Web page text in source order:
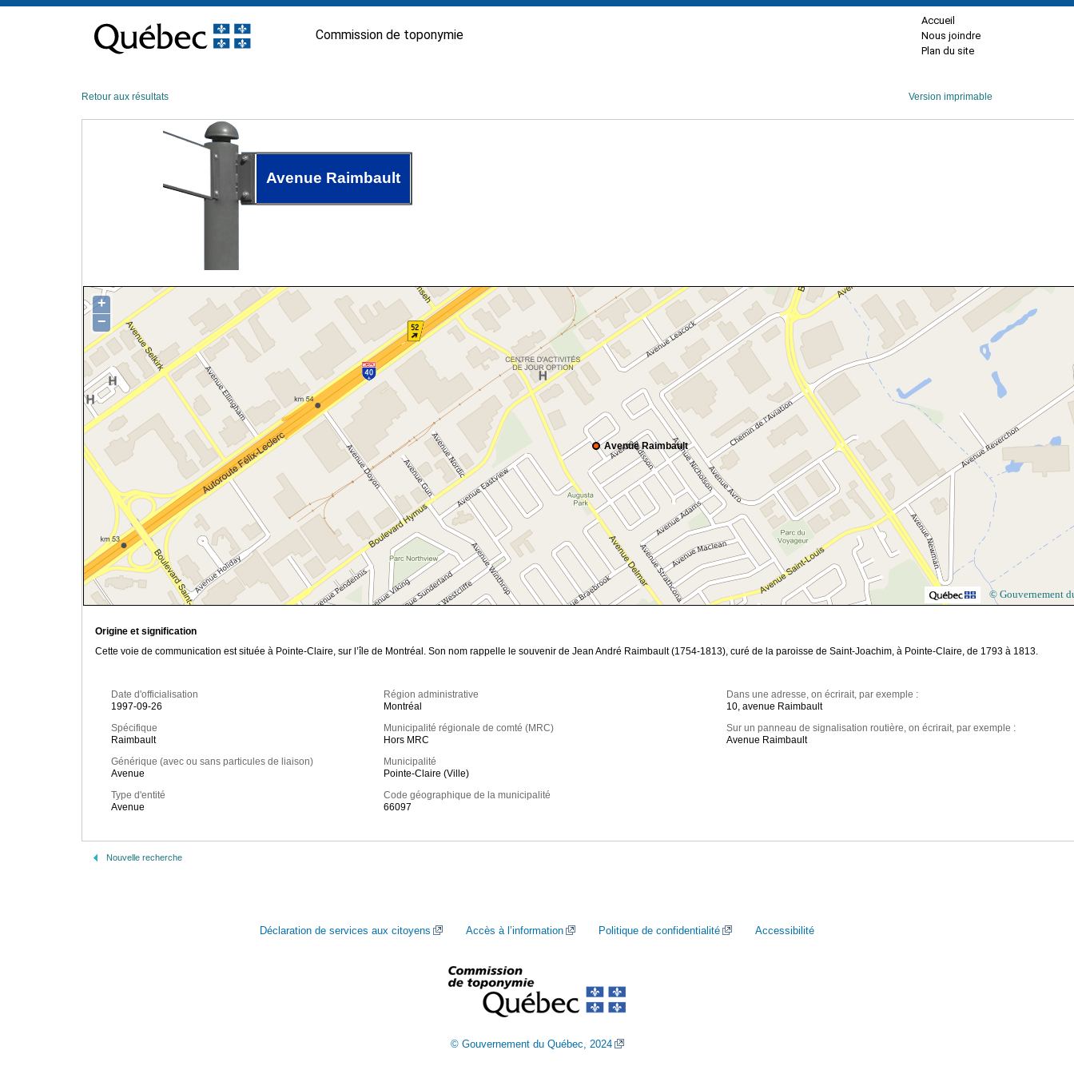
contenu
Commission de toponymie
Accueil
Nous joindre
Plan du site
Retour aux résultats Version imprimable
Avenue Raimbault
Avenue Raimbault
+
−
© Gouvernement
Origine et signification
Cette voie de communication est située à Pointe-Claire, sur l’île de Montréal. Son nom rappelle le souvenir de Jean André Raimbault (1754-1813), curé de la paroisse de Saint-Joachim, à Pointe-Claire, de 1793 à 1813.
Date d'officialisation
1997-09-26
Spécifique
Raimbault
Générique (avec ou sans particules de liaison)
Avenue
Type d'entité
Avenue
Région administrative
Montréal
Municipalité régionale de comté (MRC)
Hors MRC
Municipalité
Pointe-Claire (Ville)
Code géographique de la municipalité
66097
Dans une adresse, on écrirait, par exemple :
10, avenue Raimbault
Sur un panneau de signalisation routière, on écrirait, par exemple :
Avenue Raimbault
Nouvelle recherche
Déclaration de services aux citoyens Accès à l’information Politique de confidentialité Accessibilité
© Gouvernement du Québec, 2024